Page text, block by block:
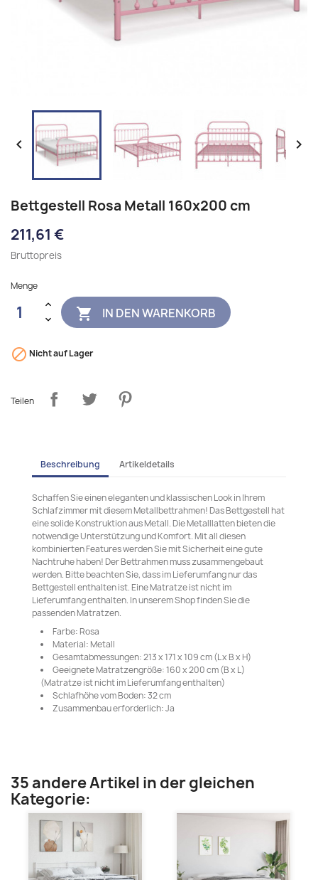
 
Bettgestell Rosa Metall 160x200 cm
211,61 €
Bruttopreis
Menge
 IN DEN WARENKORB
 Nicht auf Lager
Teilen
Beschreibung Artikeldetails
Schaffen Sie einen eleganten und klassischen Look in Ihrem
Schlafzimmer mit diesem Metallbettrahmen! Das Bettgestell hat
eine solide Konstruktion aus Metall. Die Metalllatten bieten die
notwendige Unterstützung und Komfort. Mit all diesen
kombinierten Features werden Sie mit Sicherheit eine gute
Nachtruhe haben! Der Bettrahmen muss zusammengebaut
werden. Bitte beachten Sie, dass im Lieferumfang nur das
Bettgestell enthalten ist. Eine Matratze ist nicht im
Lieferumfang enthalten. In unserem Shop finden Sie die
passenden Matratzen.
Farbe: Rosa
Material: Metall
Gesamtabmessungen: 213 x 171 x 109 cm (L x B x H)
Geeignete Matratzengröße: 160 x 200 cm (B x L)
(Matratze ist nicht im Lieferumfang enthalten)
Schlafhöhe vom Boden: 32 cm
Zusammenbau erforderlich: Ja
35 andere Artikel in der gleichen
Kategorie: